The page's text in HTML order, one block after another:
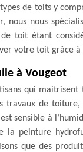
de toits y
nous
toit étant
votre toit grâce
à Vougeot
qui
travaux de toiture,
sensible à
la peinture
que des